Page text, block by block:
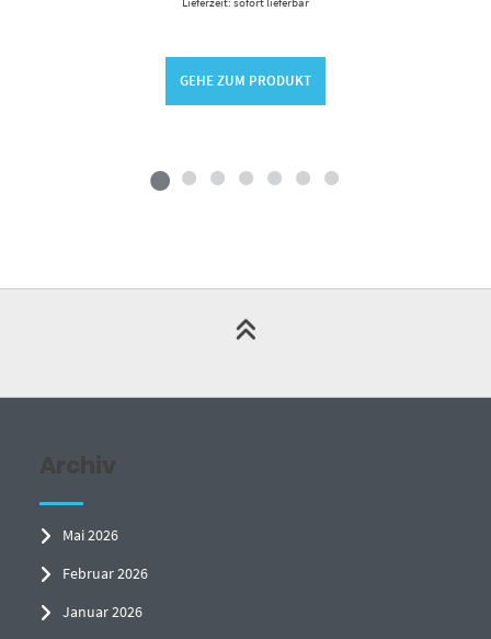
GEHE ZUM PRODUKT
Archiv
Mai 2026
Februar 2026
Januar 2026